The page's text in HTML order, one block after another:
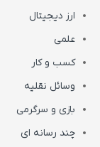
ارز دیجیتال
علمی
کسب و کار
وسائل نقلیه
بازی و سرگرمی
چند رسانه ای